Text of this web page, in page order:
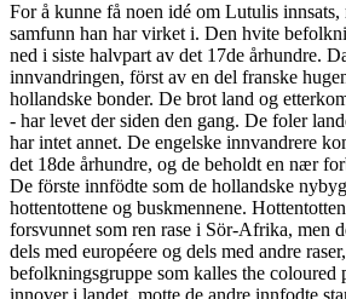
For å kunne få noen idé om Lutulis
samfunn han har virket i. Den hvite
ned i siste halvpart av det 17de århundre.
innvandringen, först av en del franske
hollandske bonder. De brot land og
- har levet der siden den gang. De foler
har intet annet. De engelske innvandrere
det 18de århundre, og de beholdt en nær
De förste innfödte som de hollandske
hottentottene og buskmennene.
forsvunnet som ren rase i Sör-Afrika, men
dels med européere og dels med andre
befolkningsgruppe som kalles the coloured